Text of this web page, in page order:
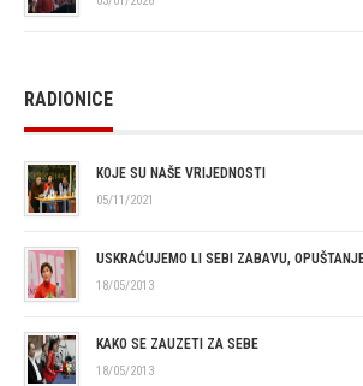
RADIONICE
KOJE SU NAŠE VRIJEDNOSTI
05/11/2021
USKRAĆUJEMO LI SEBI ZABAVU,
18/05/2013
KAKO SE ZAUZETI ZA SEBE
18/05/2013